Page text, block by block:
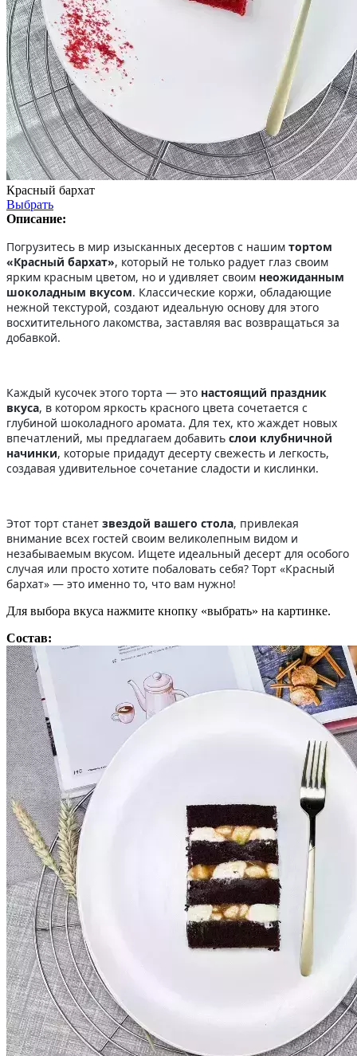
Красный бархат
Выбрать
Описание:
Погрузитесь в мир изысканных десертов с нашим тортом
«Красный бархат», который не только радует глаз своим
ярким красным цветом, но и удивляет своим неожиданным
шоколадным вкусом. Классические коржи, обладающие
нежной текстурой, создают идеальную основу для этого
восхитительного лакомства, заставляя вас возвращаться за
добавкой.
Каждый кусочек этого торта — это настоящий праздник
вкуса, в котором яркость красного цвета сочетается с
глубиной шоколадного аромата. Для тех, кто жаждет новых
впечатлений, мы предлагаем добавить слои клубничной
начинки, которые придадут десерту свежесть и легкость,
создавая удивительное сочетание сладости и кислинки.
Этот торт станет звездой вашего стола, привлекая
внимание всех гостей своим великолепным видом и
незабываемым вкусом. Ищете идеальный десерт для особого
случая или просто хотите побаловать себя? Торт «Красный
бархат» — это именно то, что вам нужно!
Для выбора вкуса нажмите кнопку «выбрать» на картинке.
Состав: